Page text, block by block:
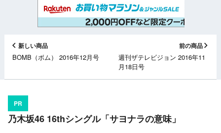
新しい商品
BOMB（ボム） 2016年12月号
前の商品
週刊ザテレビジョン 2016年11
月18日号
PR
乃木坂46 16thシングル「サヨナラの意味」